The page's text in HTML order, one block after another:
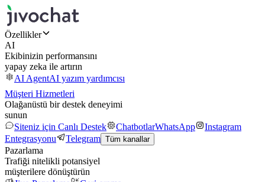
Özellikler
AI
Ekibinizin performansını
yapay zeka ile artırın
AI AgentAI yazım yardımcısı
Müşteri Hizmetleri
Olağanüstü bir destek deneyimi
sunun
Siteniz için Canlı Destek
ChatbotlarWhatsApp
Instagram
Entegrasyonu
Telegram Tüm kanallar
Pazarlama
Trafiği nitelikli potansiyel
müşterilere dönüştürün